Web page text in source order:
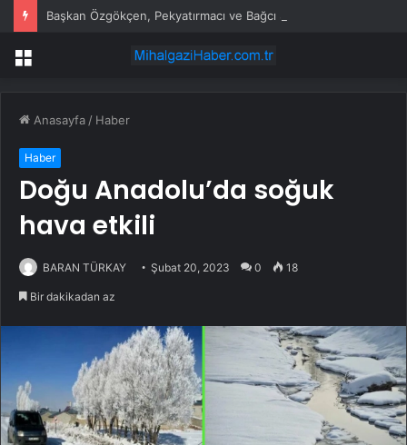
Menü
Anasayfa / Haber
Haber
Doğu Anadolu’da soğuk
hava etkili
BARAN TÜRKAY Şubat 20, 2023 0 18
Bir dakikadan az